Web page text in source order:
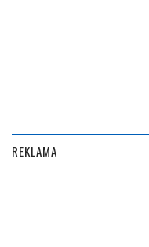
REKLAMA